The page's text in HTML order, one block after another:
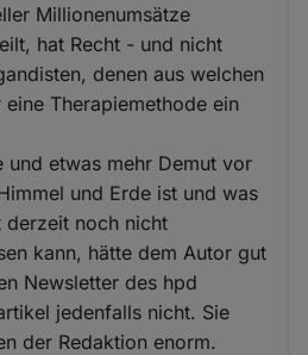
Millionenumsätze
hat Recht - und nicht
denen aus welchen
Therapiemethode ein
und etwas mehr Demut vor
und Erde ist und was
derzeit noch nicht
kann, hätte dem Autor gut
Newsletter des hpd
jedenfalls nicht. Sie
der Redaktion enorm.